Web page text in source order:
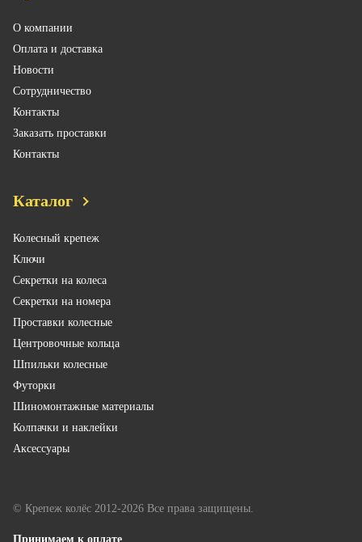
О компании
Оплата и доставка
Новости
Сотрудничество
Контакты
Заказать проставки
Контакты
Каталог
Колесный крепеж
Ключи
Секретки на колеса
Секретки на номера
Проставки колесные
Центровочные кольца
Шпильки колесные
Футорки
Шиномонтажные материалы
Колпачки и наклейки
Аксессуары
© Крепеж колёс 2012-2026 Все права защищены.
Принимаем к оплате